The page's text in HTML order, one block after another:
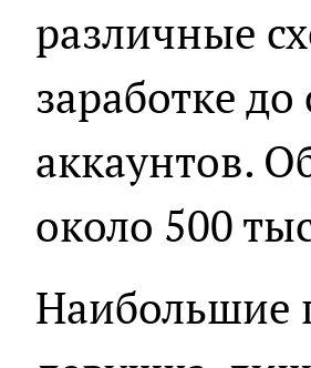
различные
заработке
аккаунтов.
около 500
Наибольшие